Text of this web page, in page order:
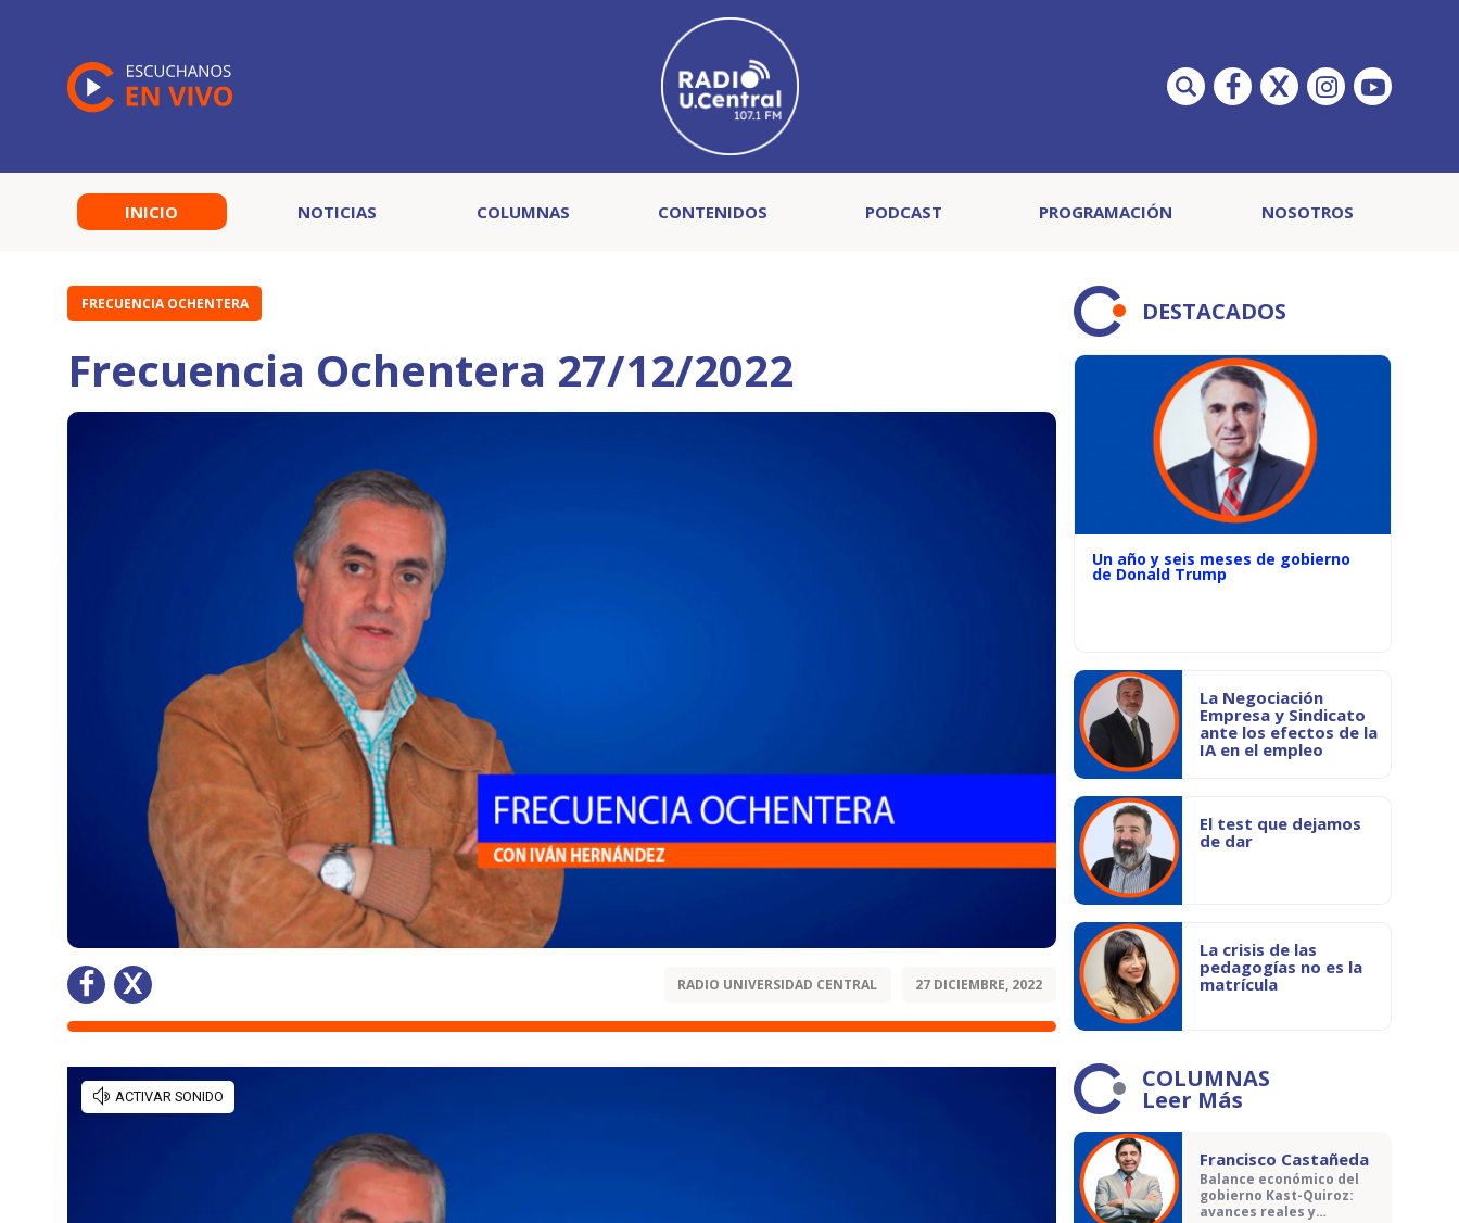
INICIO NOTICIAS COLUMNAS CONTENIDOS PODCAST PROGRAMACIÓN NOSOTROS
FRECUENCIA OCHENTERA
Frecuencia Ochentera 27/12/2022
RADIO UNIVERSIDAD CENTRAL 27 DICIEMBRE, 2022
DESTACADOS
Un año y seis meses de gobierno
de Donald Trump
La Negociación
Empresa y Sindicato
ante los efectos de la
IA en el empleo
El test que dejamos
de dar
La crisis de las
pedagogías no es la
matrícula
COLUMNAS
Leer Más
Francisco Castañeda
Balance económico del
gobierno Kast-Quiroz:
avances reales y